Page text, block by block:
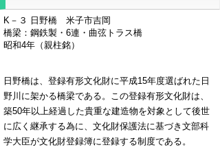
K－３ 日野橋 米子市吉岡
橋梁：鋼鉄製・6連・曲弦トラス橋
昭和4年（親柱銘）
日野橋は、登録有形文化財に平成15年度選ばれた日
野川に架かる橋梁である。この登録有形文化財は、
築50年以上経過した貴重な建造物を対象として後世
に広く継承する為に、文化財保護法に基づき文部科
学大臣が文化財登録簿に登録する制度である。